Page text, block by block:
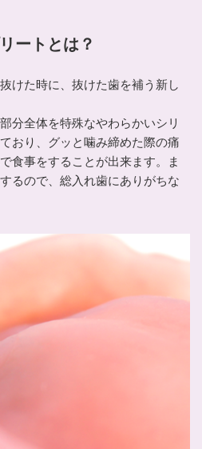
ートとは？
けた時に、抜けた歯を補う新し
分全体を特殊なやわらかいシリ
おり、グッと噛み締めた際の痛
食事をすることが出来ます。ま
るので、総入れ歯にありがちな